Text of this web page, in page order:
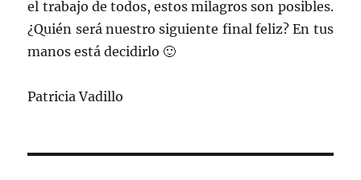
el trabajo de todos, estos milagros son posibles.
¿Quién será nuestro siguiente final feliz? En tus
manos está decidirlo 🙂
Patricia Vadillo